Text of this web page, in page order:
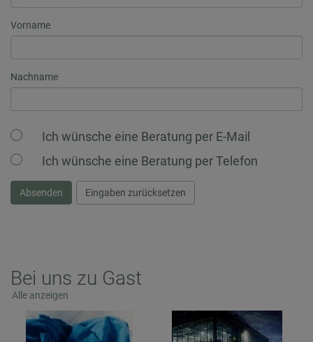
Vorname
Nachname
Ich wünsche eine Beratung per E-Mail
Ich wünsche eine Beratung per Telefon
Absenden Eingaben zurücksetzen
Bei uns zu Gast
Alle anzeigen